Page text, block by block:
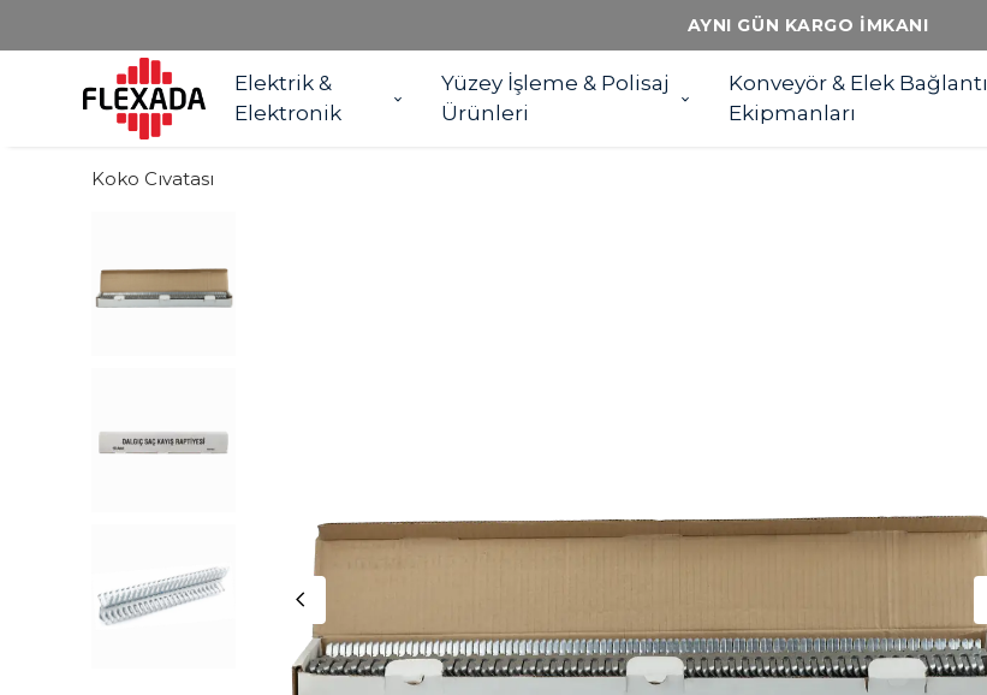
AYNI GÜN KARGO İMKANI
Elektrik &
Elektronik
Yüzey İşleme & Polisaj
Ürünleri
Konveyör & Elek Bağlantı
Ekipmanları
Koko Cıvatası